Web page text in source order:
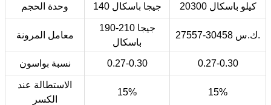
وحدة الحجم 140 جيجا باسكال 20300 كيلو باسكال
معامل المرونة
190-210 جيجا
باسكال
27557-30458 ك.س.
نسبة بواسون 0.27-0.30 0.27-0.30
الاستطالة عند
الكسر
15% 15%